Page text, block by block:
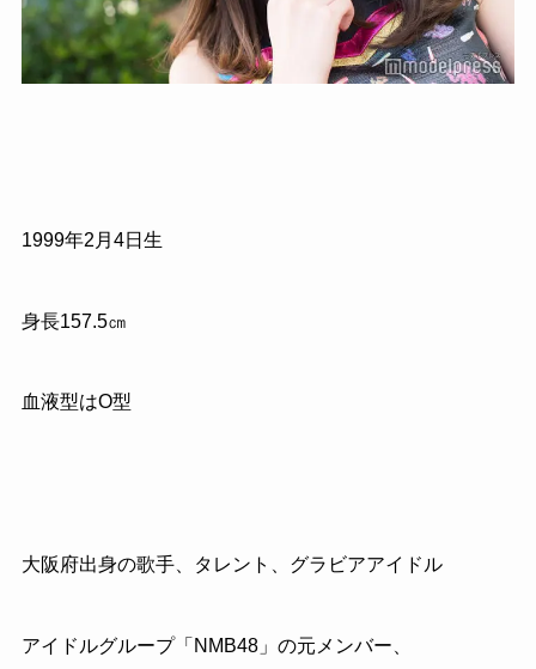
1999年2月4日生
身長157.5㎝
血液型はO型
大阪府出身の歌手、タレント、グラビアアイドル
アイドルグループ「NMB48」の元メンバー、